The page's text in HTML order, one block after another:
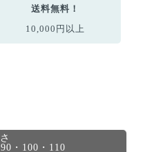
送料無料！
10,000円以上
・100・110